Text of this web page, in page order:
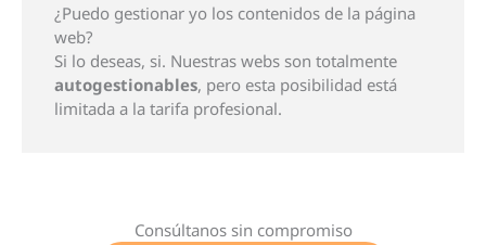
¿Puedo gestionar yo los contenidos de la página
web?
Si lo deseas, si. Nuestras webs son totalmente
autogestionables, pero esta posibilidad está
limitada a la tarifa profesional.
Consúltanos sin compromiso